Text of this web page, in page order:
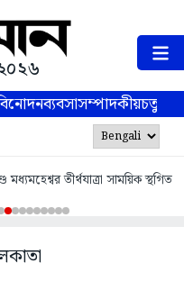
ব্যবসাসম্পাদকীয়
তীর্থযাত্রা সাময়িক স্থগিত